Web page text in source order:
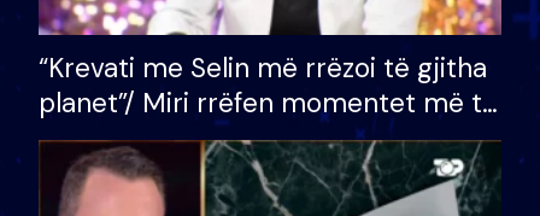
“Krevati me Selin më rrëzoi të gjitha
planet”/ Miri rrëfen momentet më të
bukura në shtëpinë e BB VIP: Do më
mungojë zilja e mëngjesit kur…